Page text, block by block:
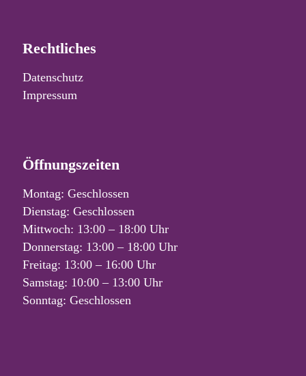
Rechtliches
Datenschutz
Impressum
Öffnungszeiten
Montag: Geschlossen
Dienstag: Geschlossen
Mittwoch: 13:00 – 18:00 Uhr
Donnerstag: 13:00 – 18:00 Uhr
Freitag: 13:00 – 16:00 Uhr
Samstag: 10:00 – 13:00 Uhr
Sonntag: Geschlossen